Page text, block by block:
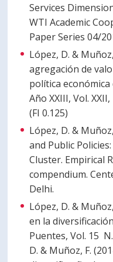
Services
WTI Academic
Paper Series 04/
López, D. &
agregación de
política económica
Año XXIII, Vol.
(FI 0.125)
López, D. &
and Public
Cluster. Empirical
compendium.
Delhi.
López, D. &
en la
Puentes, Vol. 15
D. & Muñoz, F.